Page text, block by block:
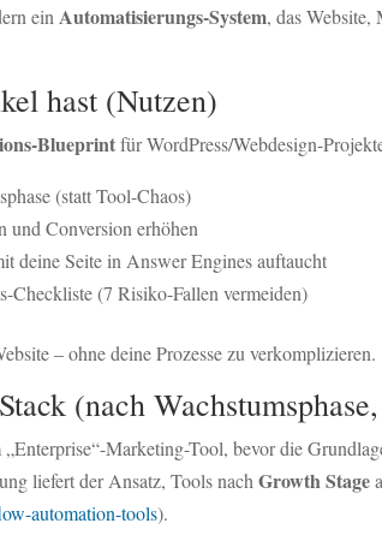
ein Automatisierungs-System, das Website,
hast (Nutzen)
Blueprintfür WordPress/Webdesign-
(statt Tool-Chaos)
und Conversion erhöhen
deine Seite in Answer Engines auftaucht
Checkliste (7 Risiko-Fallen vermeiden)
– ohne deine Prozesse zu verkomplizieren.
(nach
Marketing-Tool, bevor die
liefert der Ansatz, Tools nach Growth Stage
automation-tools).